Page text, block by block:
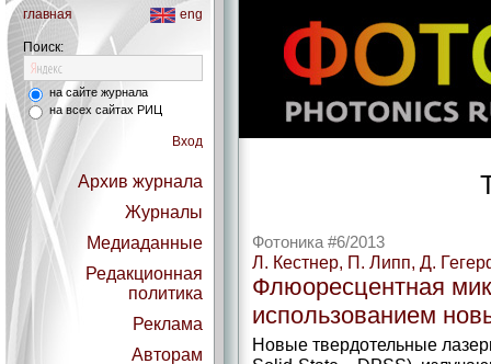
главная eng
Поиск:
на сайте журнала
на всех сайтах РИЦ
Вход
Архив журнала
Журналы
Медиаданные
Редакционная
политика
Реклама
Авторам
Фотоника #6/2013
Л. Кестнер, П. Липп, Д.
Флюоресцентная
использованием
Новые твердотельные